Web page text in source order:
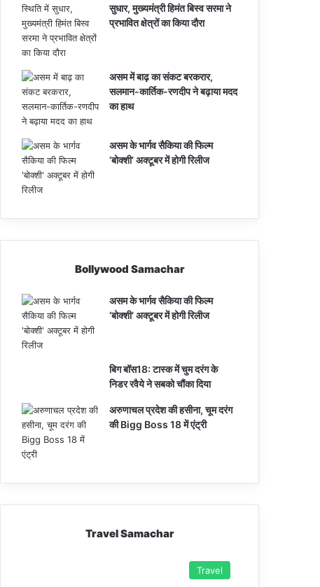
सुधार, मुख्यमंत्री हिमंत बिस्व सरमा ने
प्रभावित क्षेत्रों का किया दौरा
असम में बाढ़ का संकट बरकरार,
सलमान-कार्तिक-रणदीप ने बढ़ाया मदद
का हाथ
असम के भार्गव सैकिया की फिल्म
‘बोक्शी’ अक्टूबर में होगी रिलीज
Bollywood Samachar
असम के भार्गव सैकिया की फिल्म
‘बोक्शी’ अक्टूबर में होगी रिलीज
बिग बॉस18: टास्क में चुम दरंग के
निडर रवैये ने सबको चौंका दिया
अरुणाचल प्रदेश की हसीना, चूम दरंग
की Bigg Boss 18 में एंट्री
Travel Samachar
Travel